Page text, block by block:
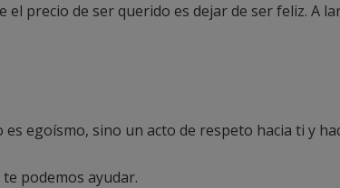
precio de ser querido es dejar de ser feliz. A
egoísmo, sino un acto de respeto hacia ti y
podemos ayudar.